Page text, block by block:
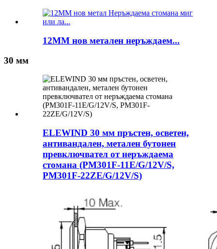
12MM нов метален неръждаем...
30 мм
ELEWIND 30 мм пръстен, осветен,
антивандален, метален бутонен
превключвател от неръждаема
стомана (PM301F-11E/G/12V/S,
PM301F-22ZE/G/12V/S)